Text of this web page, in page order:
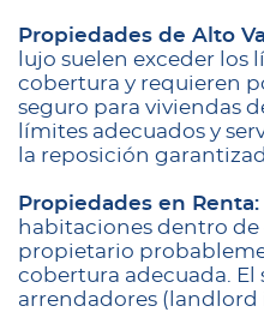
Propiedades de Alto
lujo suelen exceder los
cobertura y requieren
seguro para viviendas
límites adecuados y
la reposición
Propiedades en Renta:
habitaciones dentro de
propietario
cobertura adecuada. El
arrendadores (landlord